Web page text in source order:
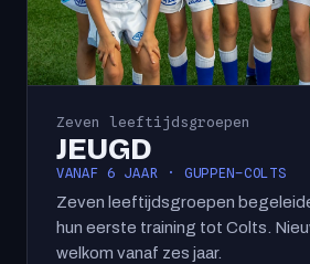
Zeven leeftijdsgroepen
JEUGD
VANAF 6 JAAR · GUPPEN–COLTS
Zeven leeftijdsgroepen
hun eerste training tot Colts.
welkom vanaf zes jaar.